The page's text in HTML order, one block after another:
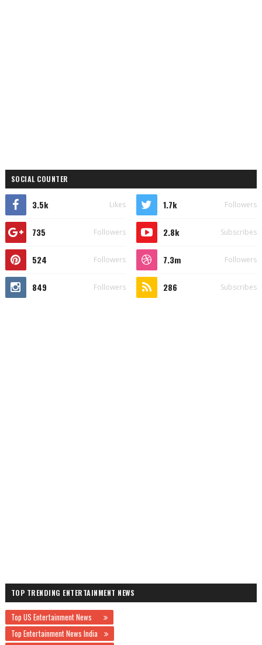
SOCIAL COUNTER
3.5k Likes 1.7k Followers
735 Followers 2.8k Subscribes
524 Followers 7.3m Followers
849 Followers 286 Subscribes
TOP TRENDING ENTERTAINMENT NEWS
Top US Entertainment News
Top Entertainment News India